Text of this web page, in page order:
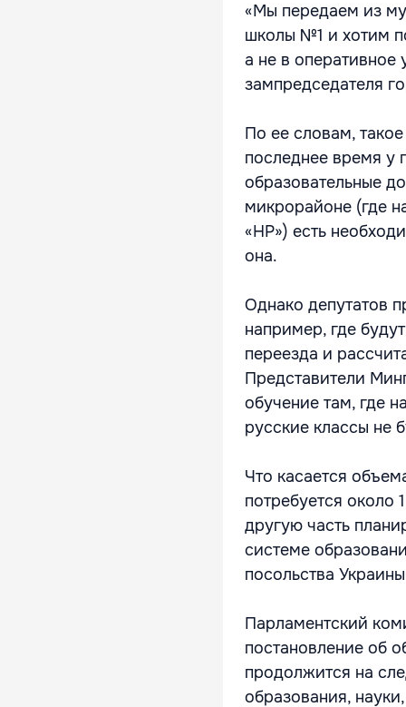
«Мы передаем из
школы №1 и хотим
а не в оперативное
зампредседателя
По ее словам,
последнее время у
образовательные
микрорайоне (где
«НР») есть
она.
Однако депутатов
например, где
переезда и
Представители
обучение там, где
русские классы не
Что касается
потребуется
другую часть
системе
посольства
Парламентский
постановление об
продолжится на
образования,